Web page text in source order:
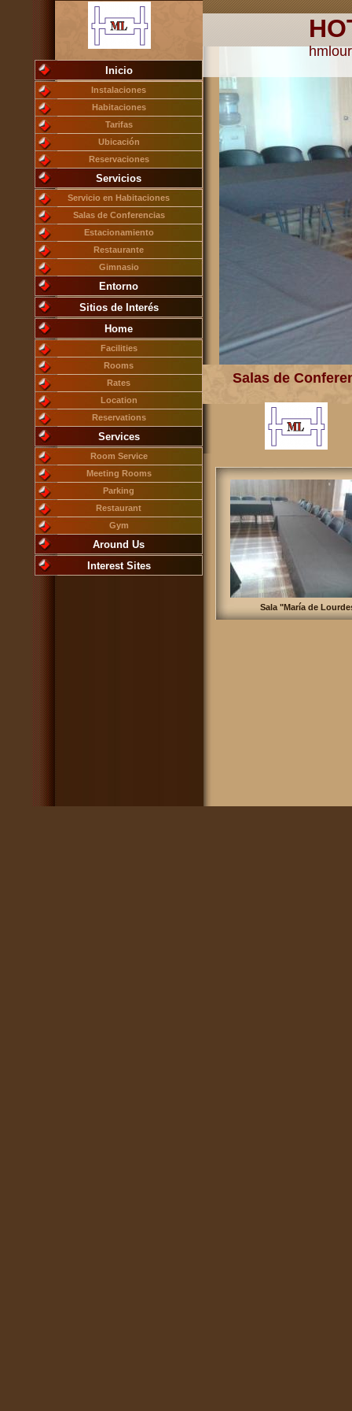
Salas de
Sala "María de
Inicio
Instalaciones
Habitaciones
Tarifas
Ubicación
Reservaciones
Servicios
Servicio en Habitaciones
Salas de Conferencias
Estacionamiento
Restaurante
Gimnasio
Entorno
Sitios de Interés
Home
Facilities
Rooms
Rates
Location
Reservations
Services
Room Service
Meeting Rooms
Parking
Restaurant
Gym
Around Us
Interest Sites